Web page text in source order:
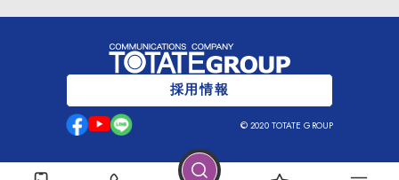
採用情報
© 2020 TOTATE GROUP